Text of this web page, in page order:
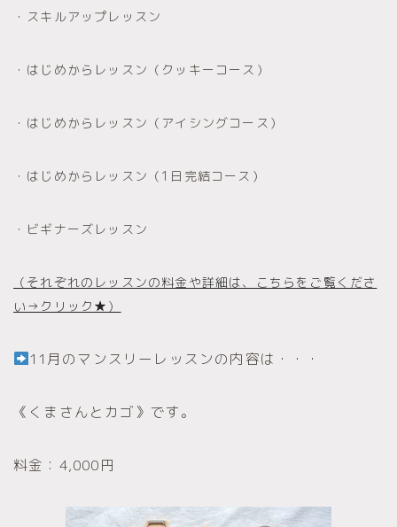
・スキルアップレッスン
・はじめからレッスン（クッキーコース）
・はじめからレッスン（アイシングコース）
・はじめからレッスン（1日完結コース）
・ビギナーズレッスン
（それぞれのレッスンの料金や詳細は、こちらをご覧くださ
い→クリック★）
11月のマンスリーレッスンの内容は・・・
《くまさんとカゴ》です。
料金：4,000円